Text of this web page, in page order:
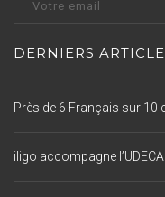
DERNIERS
Près de 6 Français sur
iligo accompagne